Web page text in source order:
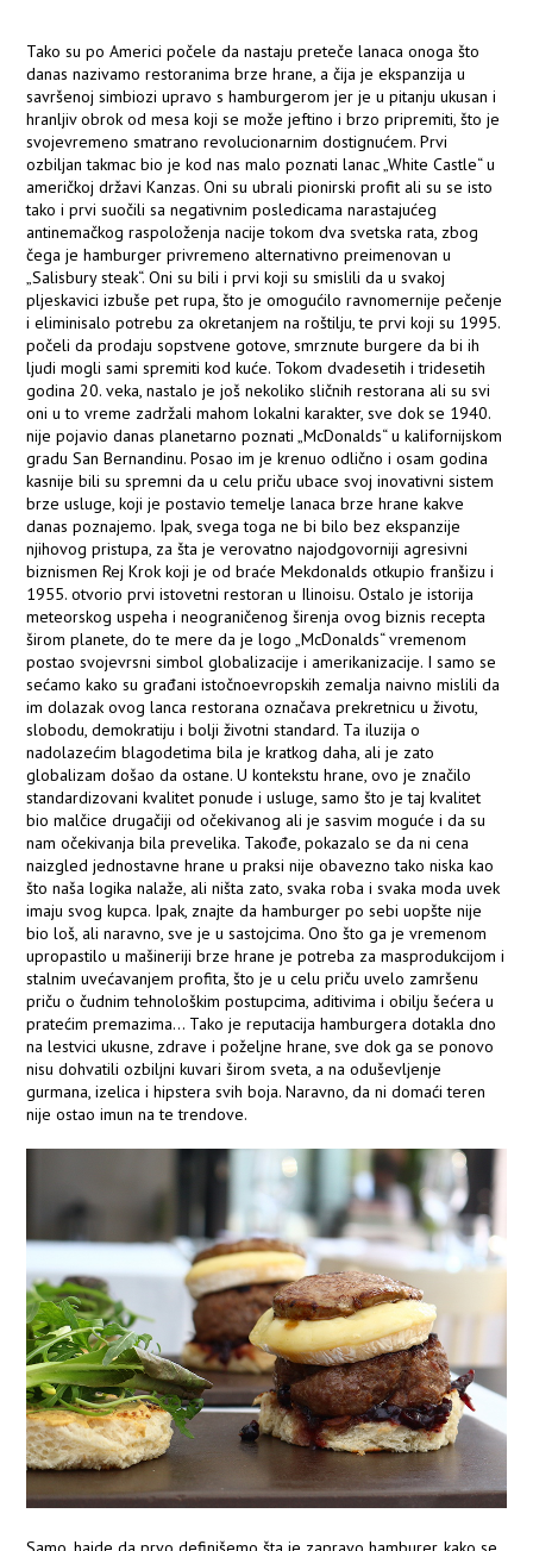
Tako su po Americi počele da nastaju preteče lanaca onoga što
danas nazivamo restoranima brze hrane, a čija je ekspanzija u
savršenoj simbiozi upravo s hamburgerom jer je u pitanju ukusan i
hranljiv obrok od mesa koji se može jeftino i brzo pripremiti, što je
svojevremeno smatrano revolucionarnim dostignućem. Prvi
ozbiljan takmac bio je kod nas malo poznati lanac „White Castle“ u
američkoj državi Kanzas. Oni su ubrali pionirski profit ali su se isto
tako i prvi suočili sa negativnim posledicama narastajućeg
antinemačkog raspoloženja nacije tokom dva svetska rata, zbog
čega je hamburger privremeno alternativno preimenovan u
„Salisbury steak“. Oni su bili i prvi koji su smislili da u svakoj
pljeskavici izbuše pet rupa, što je omogućilo ravnomernije pečenje
i eliminisalo potrebu za okretanjem na roštilju, te prvi koji su 1995.
počeli da prodaju sopstvene gotove, smrznute burgere da bi ih
ljudi mogli sami spremiti kod kuće. Tokom dvadesetih i tridesetih
godina 20. veka, nastalo je još nekoliko sličnih restorana ali su svi
oni u to vreme zadržali mahom lokalni karakter, sve dok se 1940.
nije pojavio danas planetarno poznati „McDonalds“ u kalifornijskom
gradu San Bernandinu. Posao im je krenuo odlično i osam godina
kasnije bili su spremni da u celu priču ubace svoj inovativni sistem
brze usluge, koji je postavio temelje lanaca brze hrane kakve
danas poznajemo. Ipak, svega toga ne bi bilo bez ekspanzije
njihovog pristupa, za šta je verovatno najodgovorniji agresivni
biznismen Rej Krok koji je od braće Mekdonalds otkupio franšizu i
1955. otvorio prvi istovetni restoran u Ilinoisu. Ostalo je istorija
meteorskog uspeha i neograničenog širenja ovog biznis recepta
širom planete, do te mere da je logo „McDonalds“ vremenom
postao svojevrsni simbol globalizacije i amerikanizacije. I samo se
sećamo kako su građani istočnoevropskih zemalja naivno mislili da
im dolazak ovog lanca restorana označava prekretnicu u životu,
slobodu, demokratiju i bolji životni standard. Ta iluzija o
nadolazećim blagodetima bila je kratkog daha, ali je zato
globalizam došao da ostane. U kontekstu hrane, ovo je značilo
standardizovani kvalitet ponude i usluge, samo što je taj kvalitet
bio malčice drugačiji od očekivanog ali je sasvim moguće i da su
nam očekivanja bila prevelika. Takođe, pokazalo se da ni cena
naizgled jednostavne hrane u praksi nije obavezno tako niska kao
što naša logika nalaže, ali ništa zato, svaka roba i svaka moda uvek
imaju svog kupca. Ipak, znajte da hamburger po sebi uopšte nije
bio loš, ali naravno, sve je u sastojcima. Ono što ga je vremenom
upropastilo u mašineriji brze hrane je potreba za masprodukcijom i
stalnim uvećavanjem profita, što je u celu priču uvelo zamršenu
priču o čudnim tehnološkim postupcima, aditivima i obilju šećera u
pratećim premazima... Tako je reputacija hamburgera dotakla dno
na lestvici ukusne, zdrave i poželjne hrane, sve dok ga se ponovo
nisu dohvatili ozbiljni kuvari širom sveta, a na oduševljenje
gurmana, izelica i hipstera svih boja. Naravno, da ni domaći teren
nije ostao imun na te trendove.